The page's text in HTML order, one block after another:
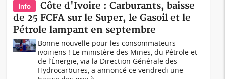
Info
Côte d'Ivoire : Carburants, baisse
de 25 FCFA sur le Super, le Gasoil et le
Pétrole lampant en septembre
Bonne nouvelle pour les consommateurs
ivoiriens ! Le ministère des Mines, du Pétrole et
de l’Énergie, via la Direction Générale des
Hydrocarbures, a annoncé ce vendredi une